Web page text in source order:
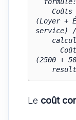
(Loyer +
service) /
(2500 +
Le coût